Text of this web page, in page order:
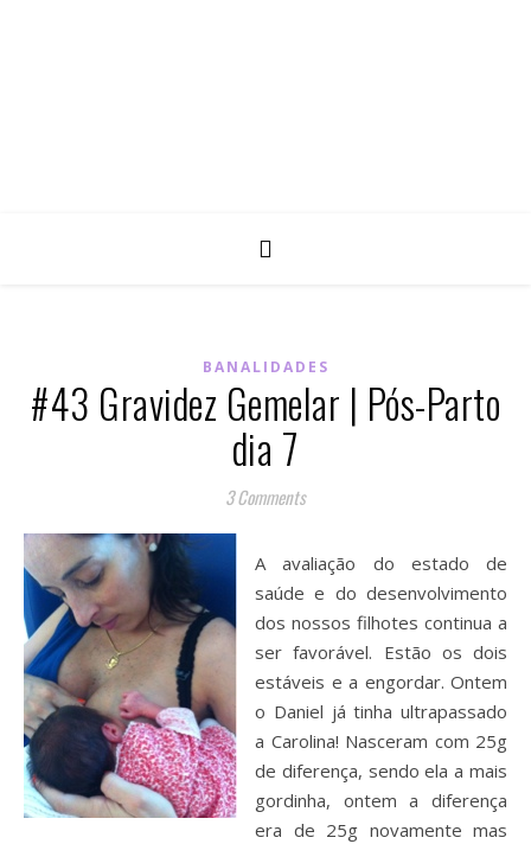
BANALIDADES
#43 Gravidez Gemelar | Pós-Parto
dia 7
3 Comments
A avaliação do estado de
saúde e do desenvolvimento
dos nossos filhotes continua a
ser favorável. Estão os dois
estáveis e a engordar. Ontem
o Daniel já tinha ultrapassado
a Carolina! Nasceram com 25g
de diferença, sendo ela a mais
gordinha, ontem a diferença
era de 25g novamente mas